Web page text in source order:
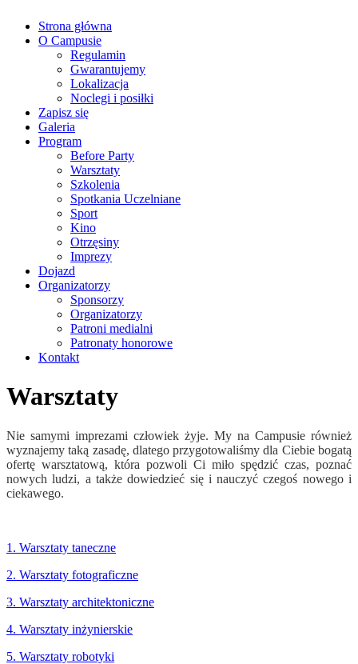
Strona główna
O Campusie
Regulamin
Gwarantujemy
Lokalizacja
Noclegi i posiłki
Zapisz się
Galeria
Program
Before Party
Warsztaty
Szkolenia
Spotkania Uczelniane
Sport
Kino
Otrzęsiny
Imprezy
Dojazd
Organizatorzy
Sponsorzy
Organizatorzy
Patroni medialni
Patronaty honorowe
Kontakt
Warsztaty
Nie samymi imprezami człowiek żyje. My na Campusie również
wyznajemy taką zasadę, dlatego przygotowaliśmy dla Ciebie bogatą
ofertę warsztatową, która pozwoli Ci miło spędzić czas, poznać
nowych ludzi, a także dowiedzieć się i nauczyć czegoś nowego i
ciekawego.
1. Warsztaty taneczne
2. Warsztaty fotograficzne
3. Warsztaty architektoniczne
4. Warsztaty inżynierskie
5. Warsztaty robotyki